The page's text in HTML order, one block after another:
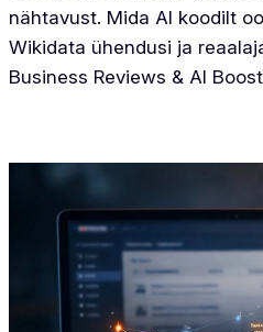
nähtavust. Mida AI koodilt
Wikidata ühendusi ja
Business Reviews & AI